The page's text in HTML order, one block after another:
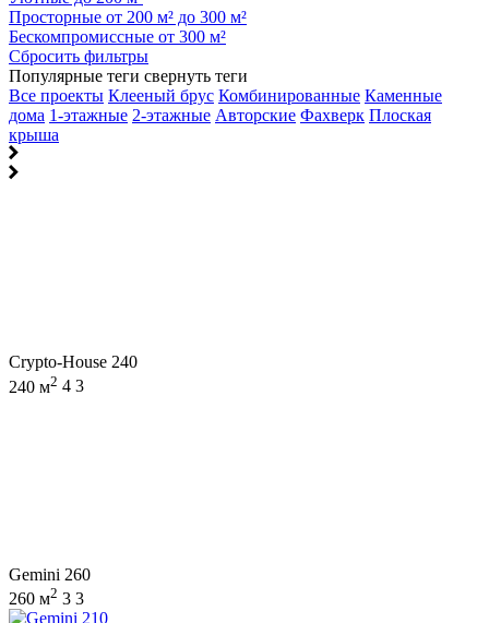
Просторные от 200 м² до 300 м²
Бескомпромиссные от 300 м²
Сбросить фильтры
Популярные теги свернуть теги
Все проекты Клееный брус Комбинированные Каменные
дома 1-этажные 2-этажные Авторские Фахверк Плоская
крыша
Crypto-House 240
240 м2 4 3
Gemini 260
260 м2 3 3